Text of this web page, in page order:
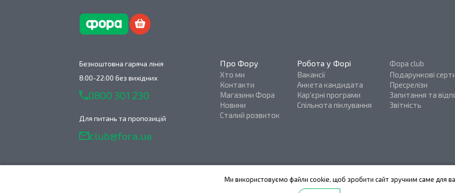
Безкоштовна гаряча лінія
8:00-22:00 без вихідних
0800 301 230
Для питань та пропозицій
club@fora.ua
Про Фору
Хто ми
Контакти
Магазини Фора
Новини
Сталий розвиток
Робота у Форі
Вакансії
Анкета кандидата
Кар'єрні програми
Спільнота піклування
Фора club
Подарункові
Пресрелізи
Запитання та
Звітність
Ми використовуємо файли cookie, щоб зробити сайт зручним саме для